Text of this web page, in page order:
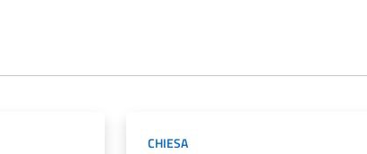
CHIESA